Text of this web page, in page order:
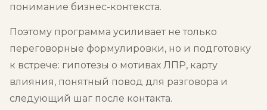
понимание бизнес-контекста.
Поэтому программа усиливает не только
переговорные формулировки, но и подготовку
к встрече: гипотезы о мотивах ЛПР, карту
влияния, понятный повод для разговора и
следующий шаг после контакта.